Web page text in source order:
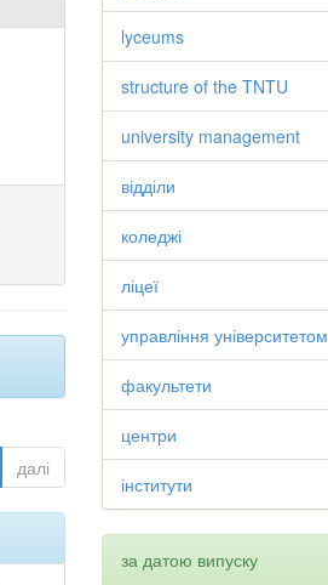
далі
lyceums
structure of the TNTU
university management
відділи
коледжі
ліцеї
управління університетом
факультети
центри
інститути
за датою випуску